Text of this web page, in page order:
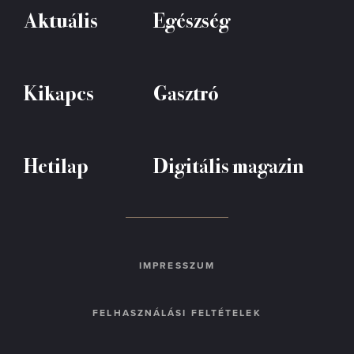
Aktuális Egészség
Kikapcs Gasztró
Hetilap Digitális magazin
IMPRESSZUM
FELHASZNÁLÁSI FELTÉTELEK